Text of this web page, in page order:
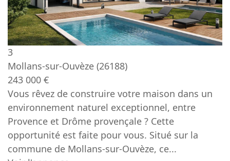
3
Mollans-sur-Ouvèze (26188)
243 000 €
Vous rêvez de construire votre maison dans un
environnement naturel exceptionnel, entre
Provence et Drôme provençale ? Cette
opportunité est faite pour vous. Situé sur la
commune de Mollans-sur-Ouvèze, ce...